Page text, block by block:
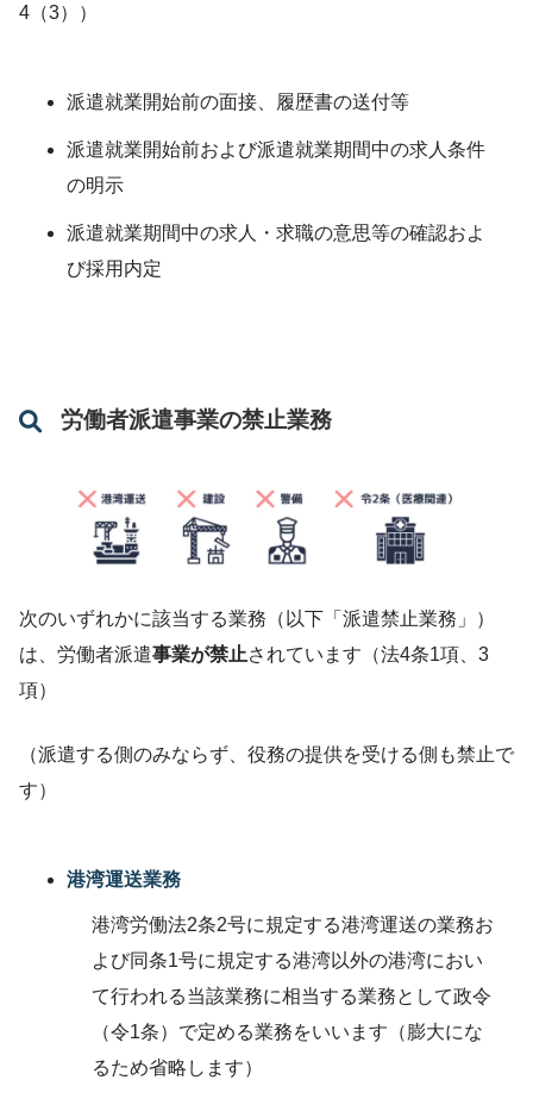
4（3））
派遣就業開始前の面接、履歴書の送付等
派遣就業開始前および派遣就業期間中の求人条件
の明示
派遣就業期間中の求人・求職の意思等の確認およ
び採用内定
労働者派遣事業の禁止業務
次のいずれかに該当する業務（以下「派遣禁止業務」）
は、労働者派遣事業が禁止されています（法4条1項、3
項）
（派遣する側のみならず、役務の提供を受ける側も禁止で
す）
港湾運送業務
港湾労働法2条2号に規定する港湾運送の業務お
よび同条1号に規定する港湾以外の港湾におい
て行われる当該業務に相当する業務として政令
（令1条）で定める業務をいいます（膨大にな
るため省略します）